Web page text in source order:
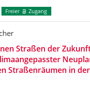
Freier Zugang
Straßen der
Straßenräumen in